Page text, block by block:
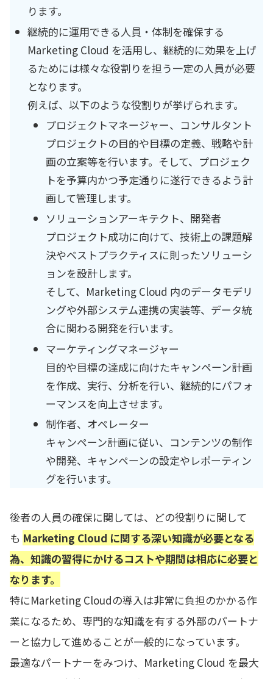
ります。
継続的に運用できる人員・体制を確保する
Marketing Cloud を活用し、継続的に効果を上げ
るためには様々な役割りを担う一定の人員が必要
となります。
例えば、以下のような役割りが挙げられます。
プロジェクトマネージャー、コンサルタント
プロジェクトの目的や目標の定義、戦略や計
画の立案等を行います。そして、プロジェク
トを予算内かつ予定通りに遂行できるよう計
画して管理します。
ソリューションアーキテクト、開発者
プロジェクト成功に向けて、技術上の課題解
決やベストプラクティスに則ったソリューシ
ョンを設計します。
そして、Marketing Cloud 内のデータモデリ
ングや外部システム連携の実装等、データ統
合に関わる開発を行います。
マーケティングマネージャー
目的や目標の達成に向けたキャンペーン計画
を作成、実行、分析を行い、継続的にパフォ
ーマンスを向上させます。
制作者、オペレーター
キャンペーン計画に従い、コンテンツの制作
や開発、キャンペーンの設定やレポーティン
グを行います。
後者の人員の確保に関しては、どの役割りに関して
も Marketing Cloud に関する深い知識が必要となる
為、知識の習得にかけるコストや期間は相応に必要と
なります。
特にMarketing Cloudの導入は非常に負担のかかる作
業になるため、専門的な知識を有する外部のパートナ
ーと協力して進めることが一般的になっています。
最適なパートナーをみつけ、Marketing Cloud を最大